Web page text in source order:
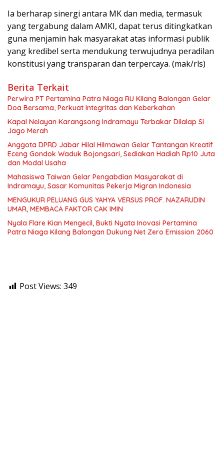
Ia berharap sinergi antara MK dan media, termasuk
yang tergabung dalam AMKI, dapat terus ditingkatkan
guna menjamin hak masyarakat atas informasi publik
yang kredibel serta mendukung terwujudnya peradilan
konstitusi yang transparan dan terpercaya. (mak/rls)
Berita Terkait
Perwira PT Pertamina Patra Niaga RU Kilang Balongan Gelar
Doa Bersama, Perkuat Integritas dan Keberkahan
Kapal Nelayan Karangsong Indramayu Terbakar Dilalap Si
Jago Merah
Anggota DPRD Jabar Hilal Hilmawan Gelar Tantangan Kreatif
Eceng Gondok Waduk Bojongsari, Sediakan Hadiah Rp10 Juta
dan Modal Usaha
Mahasiswa Taiwan Gelar Pengabdian Masyarakat di
Indramayu, Sasar Komunitas Pekerja Migran Indonesia
MENGUKUR PELUANG GUS YAHYA VERSUS PROF. NAZARUDIN
UMAR, MEMBACA FAKTOR CAK IMIN
Nyala Flare Kian Mengecil, Bukti Nyata Inovasi Pertamina
Patra Niaga Kilang Balongan Dukung Net Zero Emission 2060
Post Views: 349